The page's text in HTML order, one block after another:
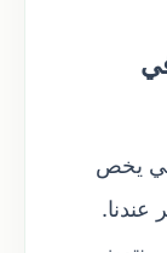
يخص
عندنا.